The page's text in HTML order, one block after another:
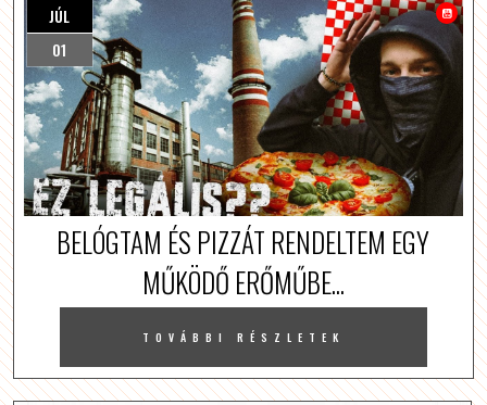
JÚL
01
BELÓGTAM ÉS PIZZÁT RENDELTEM EGY
MŰKÖDŐ ERŐMŰBE...
TOVÁBBI RÉSZLETEK